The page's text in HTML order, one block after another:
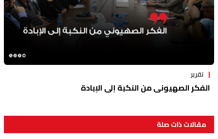
تقرير
الفكر الصهيوني من النكبة إلى الإبادة
مقالات ذات صلة